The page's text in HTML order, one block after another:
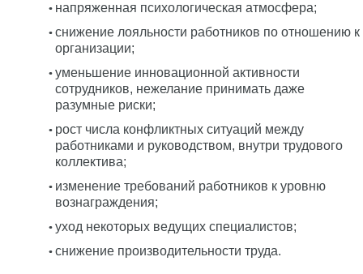
напряженная психологическая атмосфера;
снижение лояльности работников по отношению к
организации;
уменьшение инновационной активности
сотрудников, нежелание принимать даже
разумные риски;
рост числа конфликтных ситуаций между
работниками и руководством, внутри трудового
коллектива;
изменение требований работников к уровню
вознаграждения;
уход некоторых ведущих специалистов;
снижение производительности труда.